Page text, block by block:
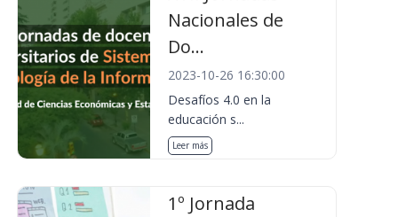
Nacionales de
Do...
2023-10-26 16:30:00
Desafíos 4.0 en la
educación s...
Leer más
1º Jornada